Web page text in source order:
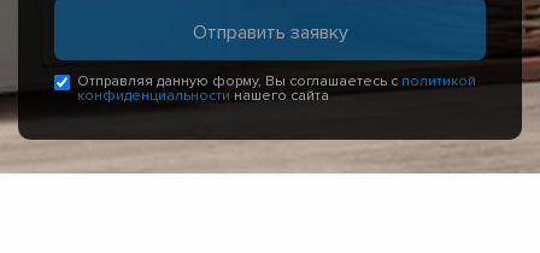
Отправляя данную форму, Вы соглашаетесь с политикой
конфиденциальности нашего сайта